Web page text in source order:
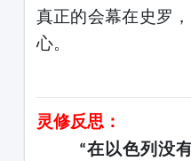
真正的会幕在史罗
心。
灵修反思：
“在以色列没